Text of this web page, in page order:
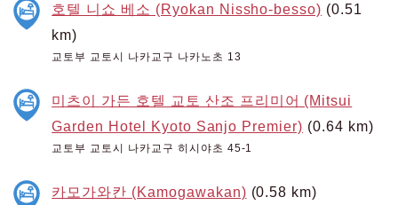
호텔 니쇼 베소 (Ryokan Nissho-besso) (0.51
km)
교토부 교토시 나카교구 나카노초 13
미츠이 가든 호텔 교토 산조 프리미어 (Mitsui
Garden Hotel Kyoto Sanjo Premier) (0.64 km)
교토부 교토시 나카교구 히시야초 45-1
카모가와칸 (Kamogawakan) (0.58 km)